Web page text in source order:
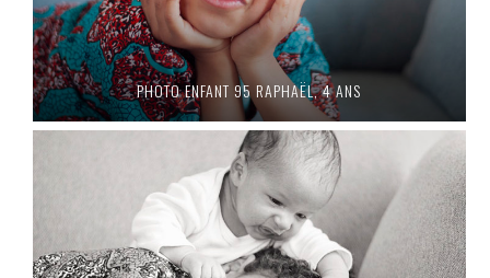
PHOTO ENFANT 95 RAPHAËL, 4 ANS